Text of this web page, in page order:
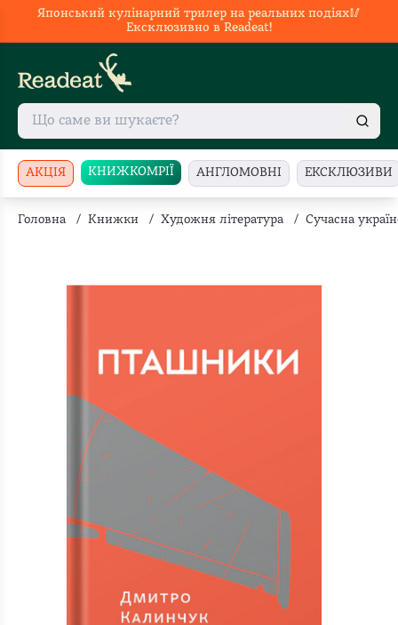
Японський кулінарний трилер на реальних подіях🥢
Ексклюзивно в Readeat!
АКЦІЯ КНИЖКОМРІЇ АНГЛОМОВНІ ЕКСКЛЮЗИВИ
Головна / Книжки / Художня література / Сучасна